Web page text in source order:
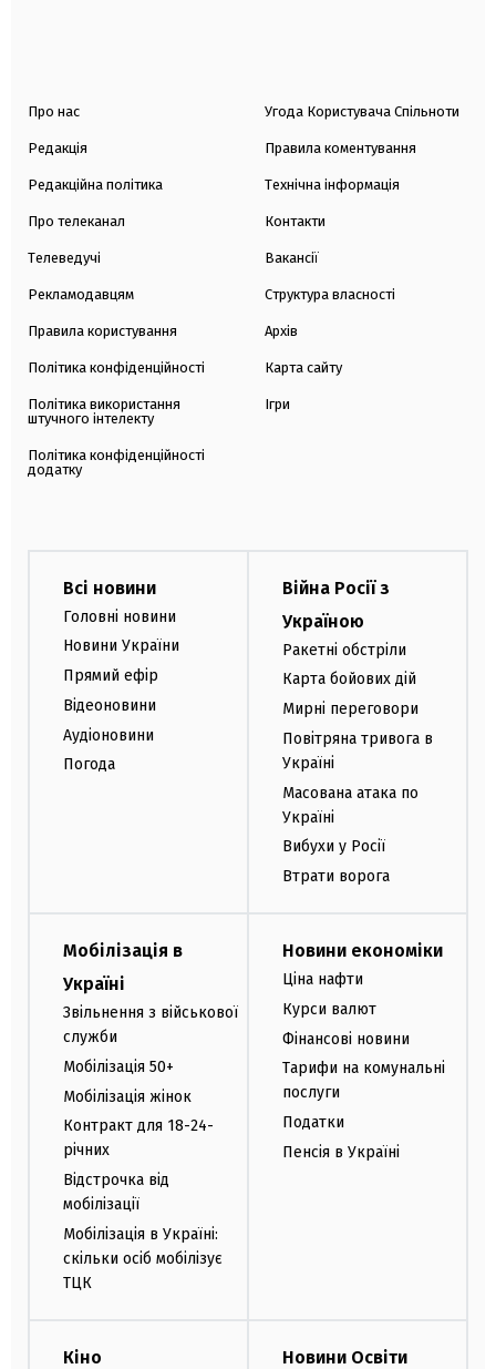
Про нас
Редакція
Редакційна політика
Про телеканал
Телеведучі
Рекламодавцям
Правила користування
Політика конфіденційності
Політика використання
штучного інтелекту
Політика конфіденційності
додатку
Угода Користувача Спільноти
Правила коментування
Технічна інформація
Контакти
Вакансії
Структура власності
Архів
Карта сайту
Ігри
Всі новини
Головні новини
Новини України
Прямий ефір
Відеоновини
Аудіоновини
Погода
Війна Росії з
Україною
Ракетні обстріли
Карта бойових дій
Мирні переговори
Повітряна тривога в
Україні
Масована атака по
Україні
Вибухи у Росії
Втрати ворога
Мобілізація в
Україні
Звільнення з військової
служби
Мобілізація 50+
Мобілізація жінок
Контракт для 18-24-
річних
Відстрочка від
мобілізації
Мобілізація в Україні:
скільки осіб мобілізує
ТЦК
Новини економіки
Ціна нафти
Курси валют
Фінансові новини
Тарифи на комунальні
послуги
Податки
Пенсія в Україні
Кіно Новини Освіти